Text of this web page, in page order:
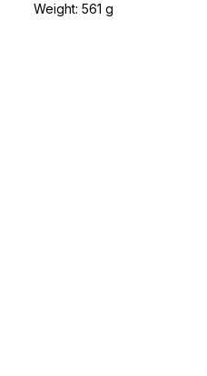
Weight: 561 g